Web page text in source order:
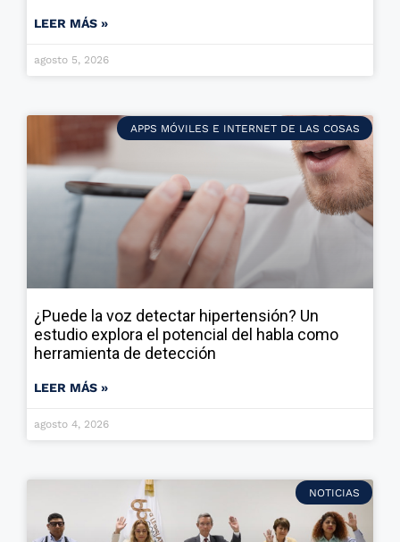
LEER MÁS »
agosto 5, 2026
APPS MÓVILES E INTERNET DE LAS COSAS
¿Puede la voz detectar hipertensión? Un
estudio explora el potencial del habla como
herramienta de detección
LEER MÁS »
agosto 4, 2026
NOTICIAS